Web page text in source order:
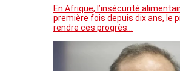
En Afrique, l’insécurité
première fois depuis dix ans, le
rendre ces progrès…